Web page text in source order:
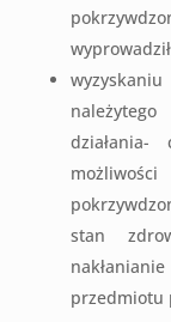
stan
przedmiotu